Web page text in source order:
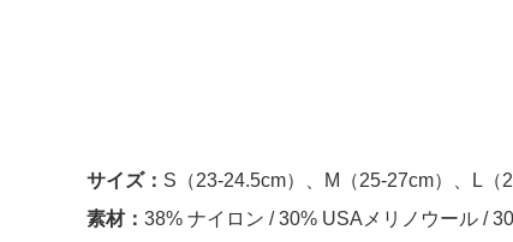
サイズ： S（23-24.5cm）、 M（25-27cm）、
L（
素材： 38% ナイロン / 30% USAメリノウール /